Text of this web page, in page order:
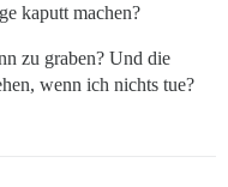
kaputt machen?
zu graben? Und die
wenn ich nichts tue?